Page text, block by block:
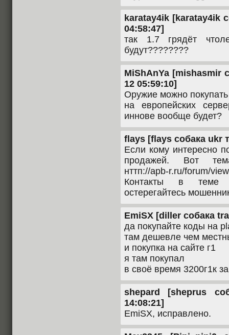
karatay4ik [karatay4ik
04:58:47]
так 1.7 грядёт
будут????????
MiShAnYa [mishasmir
12 05:59:10]
Оружие можно покупать
на европейских
иннове вообще будет?
flays [flays собака ukr
Если кому интересно
продажей. Вот
нттп://apb-r.ru/forum/
Контакты в теме
остерегайтесь
EmiSX [diller собака
да покупайте коды на
там дешевле чем
и покупка на сайте г1
я там покупал
в своё время 3200г1к
shepard [sheprus
14:08:21]
EmiSX, исправлено.